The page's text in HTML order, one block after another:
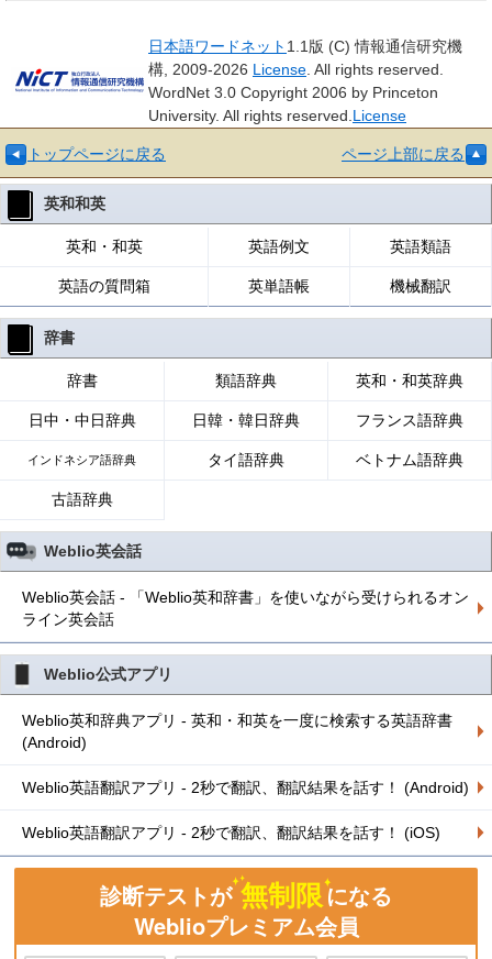
日本語ワードネット 1.1版 (C) 情報通信研究機
構, 2009-2026 License . All rights reserved.
WordNet 3.0 Copyright 2006 by Princeton
University. All rights reserved. License
トップページに戻る ページ上部に戻る
英和和英
英和・和英 英語例文 英語類語
英語の質問箱 英単語帳 機械翻訳
辞書
辞書 類語辞典 英和・和英辞典
日中・中日辞典 日韓・韓日辞典 フランス語辞典
インドネシア語辞典 タイ語辞典 ベトナム語辞典
古語辞典
Weblio英会話
Weblio英会話 - 「Weblio英和辞書」を使いながら受けられるオン
ライン英会話
Weblio公式アプリ
Weblio英和辞典アプリ - 英和・和英を一度に検索する英語辞書
(Android)
Weblio英語翻訳アプリ - 2秒で翻訳、翻訳結果を話す！ (Android)
Weblio英語翻訳アプリ - 2秒で翻訳、翻訳結果を話す！ (iOS)
診断テストが 無制限になる
Weblioプレミアム会員